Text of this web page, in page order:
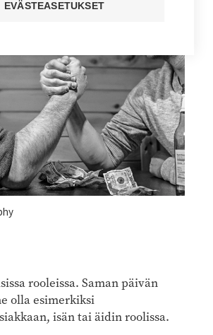
rooleissa. Saman päivän
olla esimerkiksi
isän tai äidin roolissa.
EVÄSTEASETUKSET